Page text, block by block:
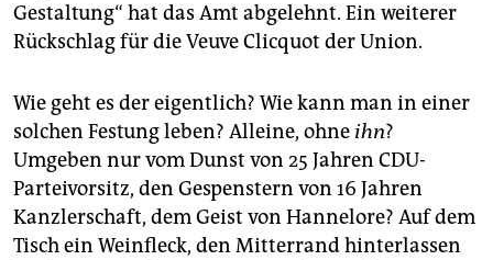
Gestaltung“ hat das Amt abgelehnt. Ein weiterer
Rückschlag für die Veuve Clicquot der Union.
Wie geht es der eigentlich? Wie kann man in einer
solchen Festung leben? Alleine, ohne ihn?
Umgeben nur vom Dunst von 25 Jahren CDU-
Parteivorsitz, den Gespenstern von 16 Jahren
Kanzlerschaft, dem Geist von Hannelore? Auf dem
Tisch ein Weinfleck, den Mitterrand hinterlassen